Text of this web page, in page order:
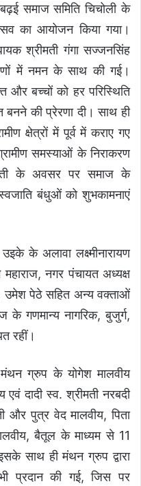
समाज समिति चिचोली के
का आयोजन किया गया।
श्रीमती गंगा सज्जनसिंह
में नमन के साथ की गई।
और बच्चों को हर परिस्थिति
की प्रेरणा दी। साथ ही
क्षेत्रों में पूर्व में कराए गए
समस्याओं के निराकरण
के अवसर पर समाज के
बंधुओं को शुभकामनाएं
के अलावा लक्ष्मीनारायण
महाराज, नगर पंचायत अध्यक्ष
उमेश पेठे सहित अन्य वक्ताओं
गणमान्य नागरिक, बुजुर्ग,
रहीं।
मंथन ग्रुप के योगेश मालवीय
एवं दादी स्व. श्रीमती नरबदी
और पुत्र वेद मालवीय, पिता
बैतूल के माध्यम से 11
साथ ही मंथन ग्रुप द्वारा
प्रदान की गई, जिस पर